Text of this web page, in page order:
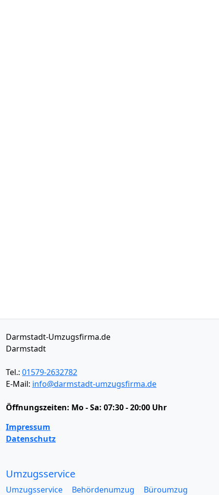
Darmstadt-Umzugsfirma.de
Darmstadt
Tel.: 01579-2632782
E-Mail: info@darmstadt-umzugsfirma.de
Öffnungszeiten: Mo - Sa: 07:30 - 20:00 Uhr
Impressum
Datenschutz
Umzugsservice
Umzugsservice Behördenumzug
Büroumzug